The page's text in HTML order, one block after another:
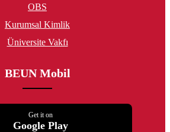
OBS
Kurumsal Kimlik
Üniversite Vakfı
BEUN Mobil
Get it on
Google Play